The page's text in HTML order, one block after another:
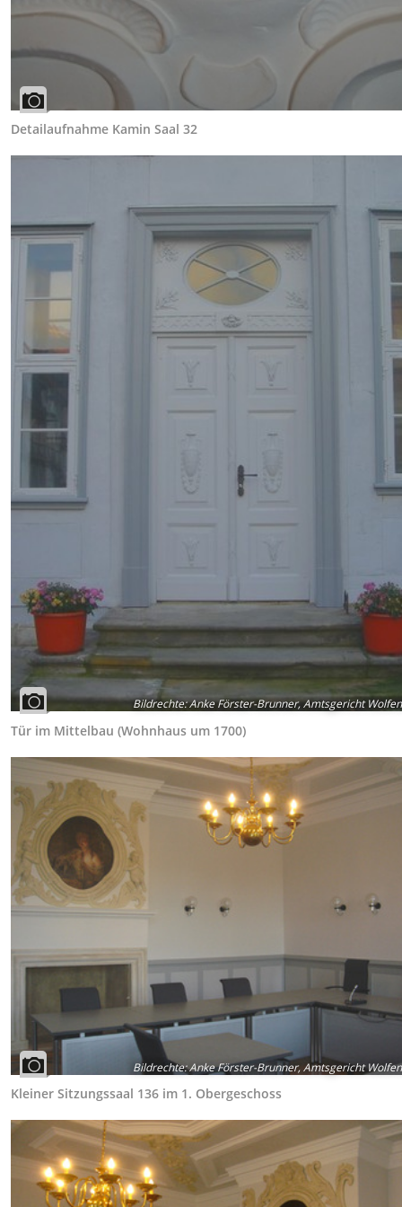
Detailaufnahme Kamin Saal 32
Bildrechte:Anke Förster-Brunner, Amtsgericht
Tür im Mittelbau (Wohnhaus um 1700)
Bildrechte:Anke Förster-Brunner, Amtsgericht
Kleiner Sitzungssaal 136 im 1. Obergeschoss